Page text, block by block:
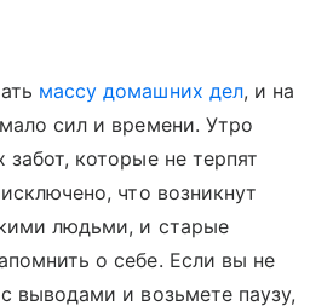
массу домашних дел, и на
сил и времени. Утро
которые не терпят
что возникнут
людьми, и старые
о себе. Если вы не
выводами и возьмете паузу,